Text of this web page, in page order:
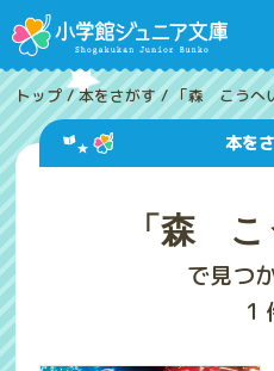
トップ /本をさがす /「森 こうへ
本を
「森 こ
で見つ
1